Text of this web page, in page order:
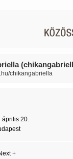
chikangabriella
április 20.
+